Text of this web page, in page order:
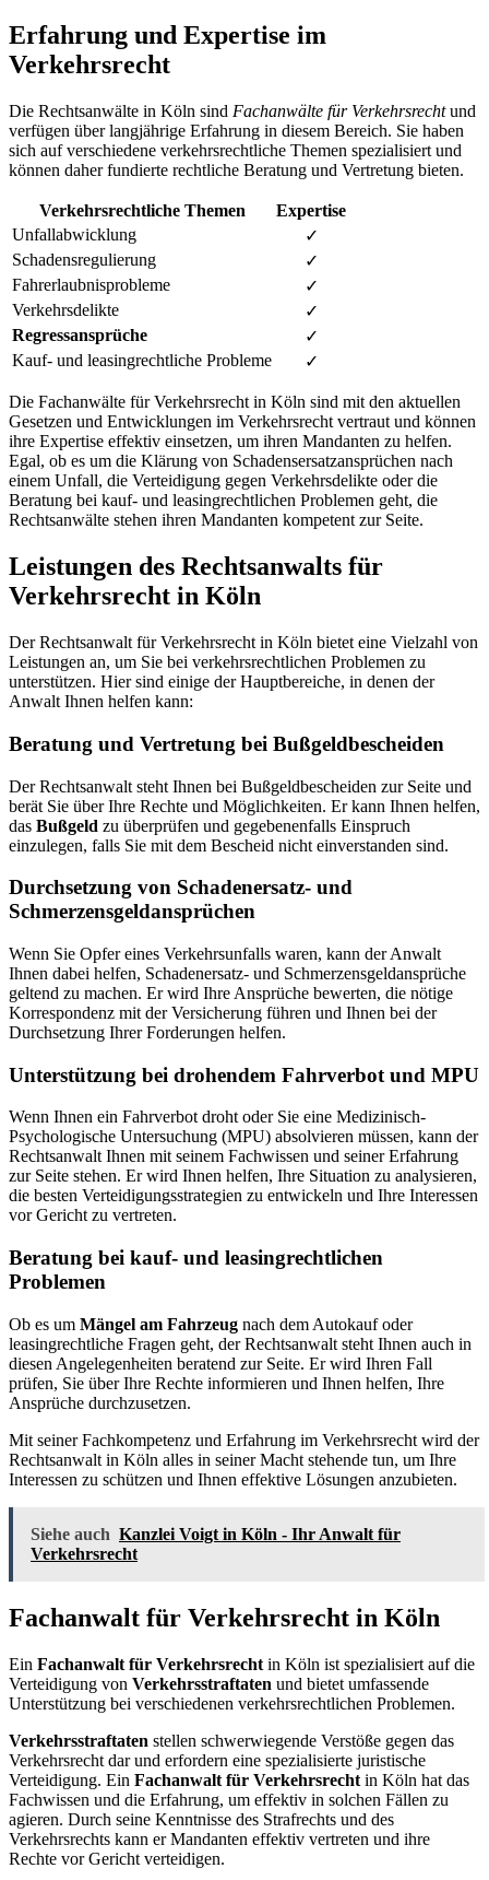
Erfahrung und Expertise im
Verkehrsrecht
Die Rechtsanwälte in Köln sind Fachanwälte für Verkehrsrechtund
verfügen über langjährige Erfahrung in diesem Bereich. Sie haben
sich auf verschiedene verkehrsrechtliche Themen spezialisiert und
können daher fundierte rechtliche Beratung und Vertretung bieten.
Verkehrsrechtliche Themen
Expertise
Unfallabwicklung
✓
Schadensregulierung
✓
Fahrerlaubnisprobleme
✓
Verkehrsdelikte
✓
Regressansprüche
✓
Kauf- und leasingrechtliche Probleme
✓
Die Fachanwälte für Verkehrsrecht in Köln sind mit den aktuellen
Gesetzen und Entwicklungen im Verkehrsrecht vertraut und können
ihre Expertise effektiv einsetzen, um ihren Mandanten zu helfen.
Egal, ob es um die Klärung von Schadensersatzansprüchen nach
einem Unfall, die Verteidigung gegen Verkehrsdelikte oder die
Beratung bei kauf- und leasingrechtlichen Problemen geht, die
Rechtsanwälte stehen ihren Mandanten kompetent zur Seite.
Leistungen des Rechtsanwalts für
Verkehrsrecht in Köln
Der Rechtsanwalt für Verkehrsrecht in Köln bietet eine Vielzahl von
Leistungen an, um Sie bei verkehrsrechtlichen Problemen zu
unterstützen. Hier sind einige der Hauptbereiche, in denen der
Anwalt Ihnen helfen kann:
Beratung und Vertretung bei Bußgeldbescheiden
Der Rechtsanwalt steht Ihnen bei Bußgeldbescheiden zur Seite und
berät Sie über Ihre Rechte und Möglichkeiten. Er kann Ihnen helfen,
das Bußgeld zu überprüfen und gegebenenfalls Einspruch
einzulegen, falls Sie mit dem Bescheid nicht einverstanden sind.
Durchsetzung von Schadenersatz- und
Schmerzensgeldansprüchen
Wenn Sie Opfer eines Verkehrsunfalls waren, kann der Anwalt
Ihnen dabei helfen, Schadenersatz- und Schmerzensgeldansprüche
geltend zu machen. Er wird Ihre Ansprüche bewerten, die nötige
Korrespondenz mit der Versicherung führen und Ihnen bei der
Durchsetzung Ihrer Forderungen helfen.
Unterstützung bei drohendem Fahrverbot und MPU
Wenn Ihnen ein Fahrverbot droht oder Sie eine Medizinisch-
Psychologische Untersuchung (MPU) absolvieren müssen, kann der
Rechtsanwalt Ihnen mit seinem Fachwissen und seiner Erfahrung
zur Seite stehen. Er wird Ihnen helfen, Ihre Situation zu analysieren,
die besten Verteidigungsstrategien zu entwickeln und Ihre Interessen
vor Gericht zu vertreten.
Beratung bei kauf- und leasingrechtlichen
Problemen
Ob es um Mängel am Fahrzeug nach dem Autokauf oder
leasingrechtliche Fragen geht, der Rechtsanwalt steht Ihnen auch in
diesen Angelegenheiten beratend zur Seite. Er wird Ihren Fall
prüfen, Sie über Ihre Rechte informieren und Ihnen helfen, Ihre
Ansprüche durchzusetzen.
Mit seiner Fachkompetenz und Erfahrung im Verkehrsrecht wird der
Rechtsanwalt in Köln alles in seiner Macht stehende tun, um Ihre
Interessen zu schützen und Ihnen effektive Lösungen anzubieten.
Siehe auch Kanzlei Voigt in Köln - Ihr Anwalt für
Verkehrsrecht
Fachanwalt für Verkehrsrecht in Köln
Ein Fachanwalt für Verkehrsrecht in Köln ist spezialisiert auf die
Verteidigung von Verkehrsstraftaten und bietet umfassende
Unterstützung bei verschiedenen verkehrsrechtlichen Problemen.
Verkehrsstraftaten stellen schwerwiegende Verstöße gegen das
Verkehrsrecht dar und erfordern eine spezialisierte juristische
Verteidigung. Ein Fachanwalt für Verkehrsrecht in Köln hat das
Fachwissen und die Erfahrung, um effektiv in solchen Fällen zu
agieren. Durch seine Kenntnisse des Strafrechts und des
Verkehrsrechts kann er Mandanten effektiv vertreten und ihre
Rechte vor Gericht verteidigen.